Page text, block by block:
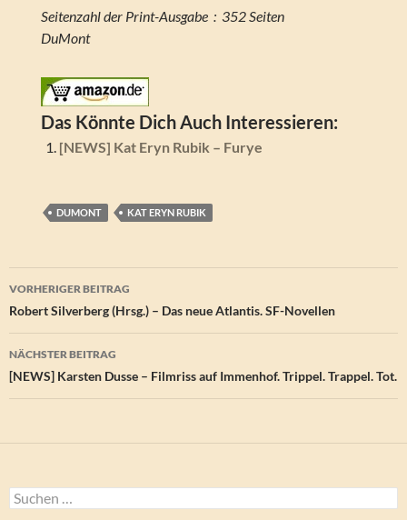
Seitenzahl der Print-Ausgabe ‏ : ‎ 352 Seiten
DuMont
Das Könnte Dich Auch Interessieren:
[NEWS] Kat Eryn Rubik – Furye
DUMONT KAT ERYN RUBIK
Beitragsnavigation
VORHERIGER BEITRAG
Robert Silverberg (Hrsg.) – Das neue Atlantis. SF-Novellen
NÄCHSTER BEITRAG
[NEWS] Karsten Dusse – Filmriss auf Immenhof. Trippel. Trappel. Tot.
Suchen
nach: